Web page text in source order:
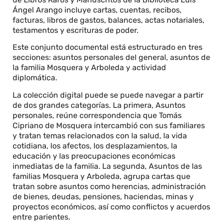
Ángel Arango incluye cartas, cuentas, recibos,
facturas, libros de gastos, balances, actas notariales,
testamentos y escrituras de poder.
Este conjunto documental está estructurado en tres
secciones: asuntos personales del general, asuntos de
la familia Mosquera y Arboleda y actividad
diplomática.
La colección digital puede se puede navegar a partir
de dos grandes categorías. La primera, Asuntos
personales, reúne correspondencia que Tomás
Cipriano de Mosquera intercambió con sus familiares
y tratan temas relacionados con la salud, la vida
cotidiana, los afectos, los desplazamientos, la
educación y las preocupaciones económicas
inmediatas de la familia. La segunda, Asuntos de las
familias Mosquera y Arboleda, agrupa cartas que
tratan sobre asuntos como herencias, administración
de bienes, deudas, pensiones, haciendas, minas y
proyectos económicos, así como conflictos y acuerdos
entre parientes.